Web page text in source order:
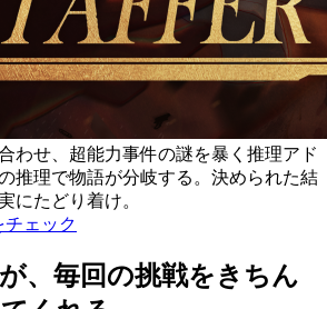
わせ、超能力事件の謎を暴く推理アド
推理で物語が分岐する。決められた結
にたどり着け。
チェック
、毎回の挑戦をきちん